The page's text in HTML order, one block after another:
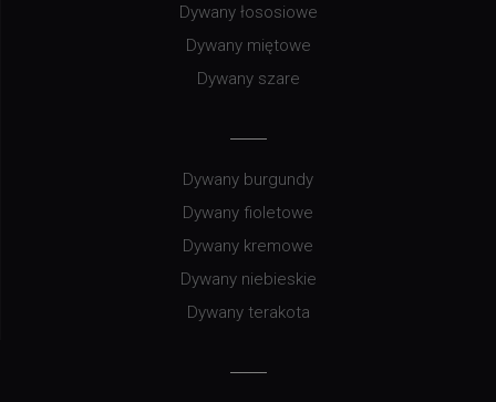
Dywany łososiowe
Dywany miętowe
Dywany szare
Dywany burgundy
Dywany fioletowe
Dywany kremowe
Dywany niebieskie
Dywany terakota